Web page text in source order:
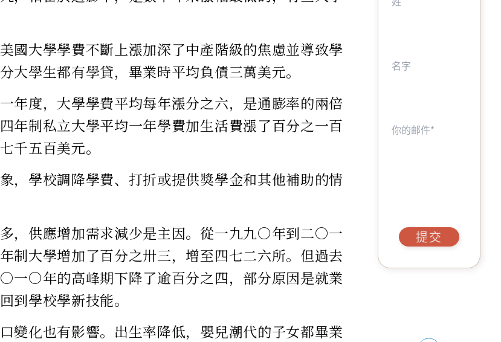
國大學學費不斷上漲加深了中產階級的焦慮並導致學
大學生都有學貸，畢業時平均負債三萬美元。
年度，大學學費平均每年漲分之六，是通膨率的兩倍
年制私立大學平均一年學費加生活費漲了百分之一百
千五百美元。
，學校調降學費、打折或提供獎學金和其他補助的情
，供應增加需求減少是主因。從一九九○年到二○一
制大學增加了百分之卅三，增至四七二六所。但過去
一○年的高峰期下降了逾百分之四，部分原因是就業
到學校學新技能。
變化也有影響。出生率降低，嬰兒潮代的子女都畢業
提交